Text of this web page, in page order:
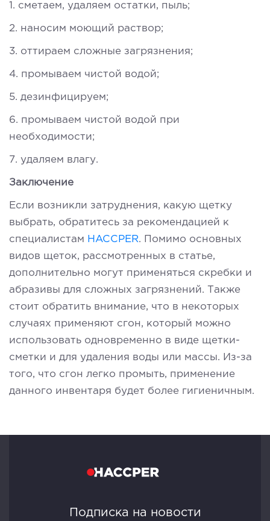
1. сметаем, удаляем остатки, пыль;
2. наносим моющий раствор;
3. оттираем сложные загрязнения;
4. промываем чистой водой;
5. дезинфицируем;
6. промываем чистой водой при
необходимости;
7. удаляем влагу.
Заключение
Если возникли затруднения, какую щетку
выбрать, обратитесь за рекомендацией к
специалистам HACCPER. Помимо основных
видов щеток, рассмотренных в статье,
дополнительно могут применяться скребки и
абразивы для сложных загрязнений. Также
стоит обратить внимание, что в некоторых
случаях применяют сгон, который можно
использовать одновременно в виде щетки-
сметки и для удаления воды или массы. Из-за
того, что сгон легко промыть, применение
данного инвентаря будет более гигиеничным.
Подписка на новости